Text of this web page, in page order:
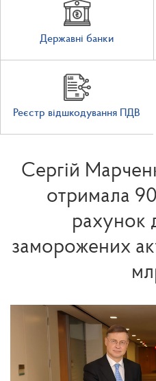
Державні банки
Реєстр відшкодування ПДВ
Сергій
отримала
рахунок
заморожених